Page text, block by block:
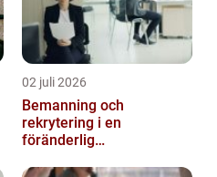
02 juli 2026
Bemanning och
rekrytering i en
föränderlig